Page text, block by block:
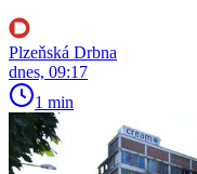
Plzeňská Drbna
dnes, 09:17
1 min